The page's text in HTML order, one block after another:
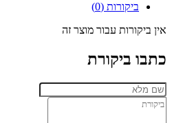
ביקורות (0)
אין ביקורות עבור מוצר זה
כתבו ביקורת